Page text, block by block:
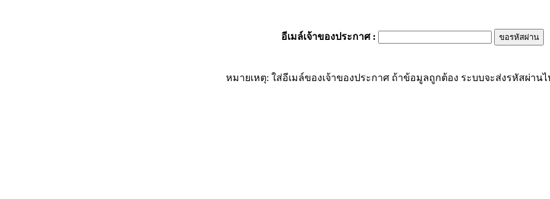
อีเมล์เจ้าของประกาศ:
หมายเหตุ: ใส่อีเมล์ของเจ้าของประกาศ ถ้าข้อมูลถูกต้อง ระบบจะส่งรหัสผ่าน